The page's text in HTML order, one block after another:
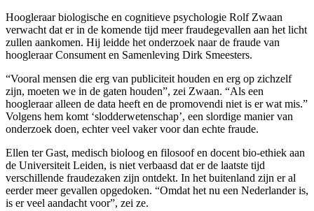
Hoogleraar biologische en cognitieve psychologie Rolf Zwaan
verwacht dat er in de komende tijd meer fraudegevallen aan het licht
zullen aankomen. Hij leidde het onderzoek naar de fraude van
hoogleraar Consument en Samenleving Dirk Smeesters.
“Vooral mensen die erg van publiciteit houden en erg op zichzelf
zijn, moeten we in de gaten houden”, zei Zwaan. “Als een
hoogleraar alleen de data heeft en de promovendi niet is er wat mis.”
Volgens hem komt ‘slodderwetenschap’, een slordige manier van
onderzoek doen, echter veel vaker voor dan echte fraude.
Ellen ter Gast, medisch bioloog en filosoof en docent bio-ethiek aan
de Universiteit Leiden, is niet verbaasd dat er de laatste tijd
verschillende fraudezaken zijn ontdekt. In het buitenland zijn er al
eerder meer gevallen opgedoken. “Omdat het nu een Nederlander is,
is er veel aandacht voor”, zei ze.